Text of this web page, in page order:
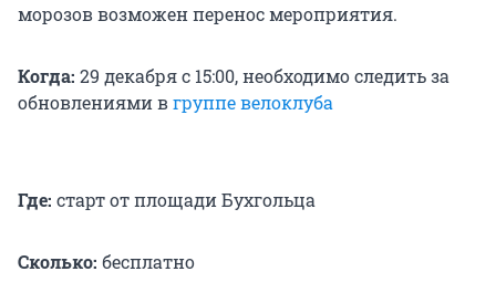
морозов возможен перенос мероприятия.
Когда: 29 декабря с 15:00, необходимо следить за
обновлениями вгруппе велоклуба
Где: старт от площади Бухгольца
Сколько: бесплатно